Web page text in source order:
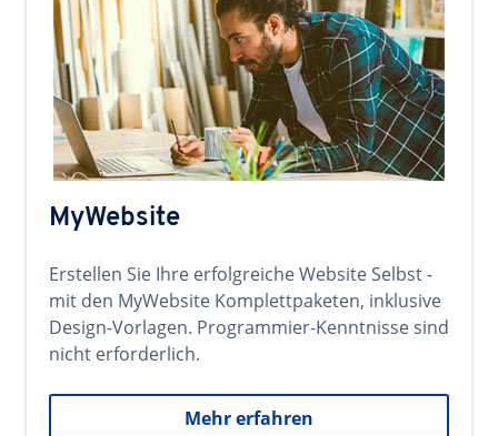
MyWebsite
Erstellen Sie Ihre erfolgreiche Website Selbst -
mit den MyWebsite Komplettpaketen, inklusive
Design-Vorlagen. Programmier-Kenntnisse sind
nicht erforderlich.
Mehr erfahren